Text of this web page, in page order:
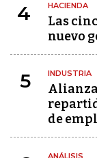
4 HACIENDA
Las
nuevo
5 INDUSTRIA
de
ANÁLISIS